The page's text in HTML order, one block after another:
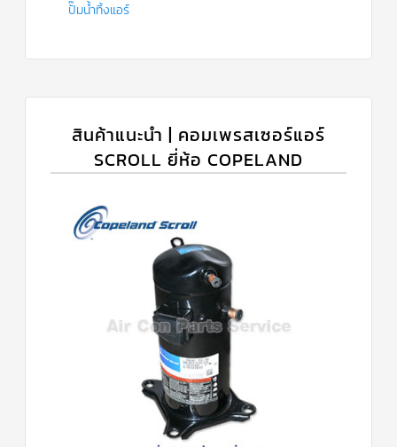
ปั๊มน้ำทิ้งแอร์
สินค้าแนะนำ | คอมเพรสเซอร์แอร์
SCROLL ยี่ห้อ COPELAND